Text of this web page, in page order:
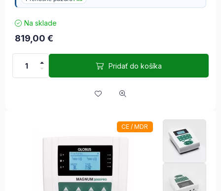
Na sklade
819,00 €
Pridať do košíka
CE / MDR